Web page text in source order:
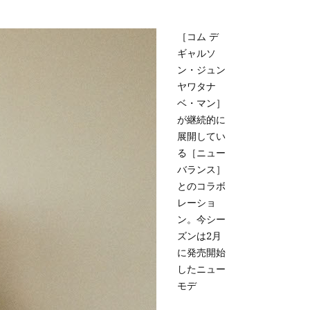
［コム デ
ギャルソ
ン・ジュン
ヤワタナ
ベ・マン］
が継続的に
展開してい
る［ニュー
バランス］
とのコラボ
レーショ
ン。今シー
ズンは2月
に発売開始
したニュー
モデ